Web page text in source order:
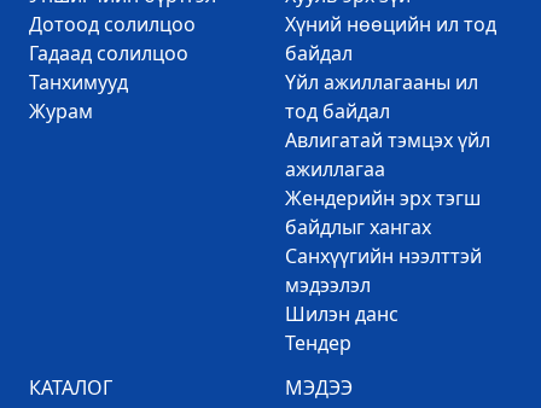
Дотоод солилцоо
Гадаад солилцоо
Танхимууд
Журам
Хүний нөөцийн ил тод
байдал
Үйл ажиллагааны ил
тод байдал
Авлигатай тэмцэх үйл
ажиллагаа
Жендерийн эрх тэгш
байдлыг хангах
Санхүүгийн нээлттэй
мэдээлэл
Шилэн данс
Тендер
КАТАЛОГ
МЭДЭЭ